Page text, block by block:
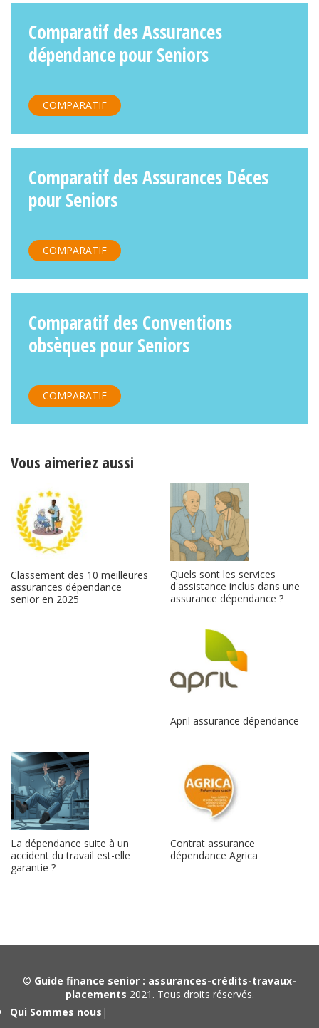
Comparatif des Assurances
dépendance pour Seniors
COMPARATIF
Comparatif des Assurances Déces
pour Seniors
COMPARATIF
Comparatif des Conventions
obsèques pour Seniors
COMPARATIF
Vous aimeriez aussi
Classement des 10 meilleures
assurances dépendance
senior en 2025
Quels sont les services
d'assistance inclus dans une
assurance dépendance ?
April assurance dépendance
La dépendance suite à un
accident du travail est-elle
garantie ?
Contrat assurance
dépendance Agrica
© Guide finance senior : assurances-crédits-travaux-
placements 2021. Tous droits réservés.
Qui Sommes nous |